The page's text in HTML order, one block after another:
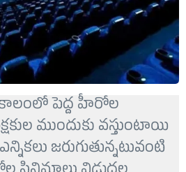
పెద్ద హీరోల
ముందుకు వస్తుంటాయి
జరుగుతున్నటువంటి